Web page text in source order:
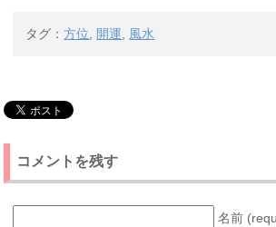
タグ：方位, 開運, 風水
コメントを残す
名前